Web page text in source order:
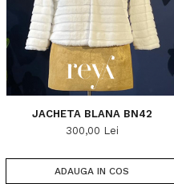
JACHETA BLANA BN42
300,00 Lei
ADAUGA IN COS